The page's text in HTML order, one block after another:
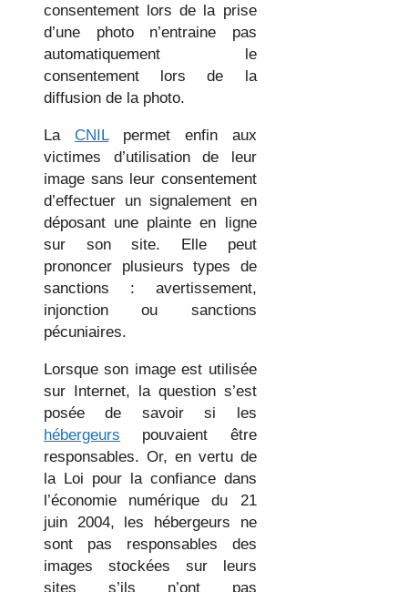
consentement lors de la prise
d’une photo n’entraine pas
automatiquement le
consentement lors de la
diffusion de la photo.
La CNILpermet enfin aux
victimes d’utilisation de leur
image sans leur consentement
d’effectuer un signalement en
déposant une plainte en ligne
sur son site. Elle peut
prononcer plusieurs types de
sanctions : avertissement,
injonction ou sanctions
pécuniaires.
Lorsque son image est utilisée
sur Internet, la question s’est
posée de savoir si les
hébergeurs pouvaient être
responsables. Or, en vertu de
la Loi pour la confiance dans
l’économie numérique du 21
juin 2004, les hébergeurs ne
sont pas responsables des
images stockées sur leurs
sites s’ils n’ont pas